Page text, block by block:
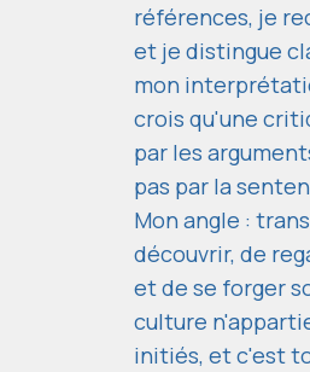
références, je
et je distingue
mon
crois qu'une
par les
pas par la
Mon angle :
découvrir, de
et de se forger
culture
initiés, et c'est